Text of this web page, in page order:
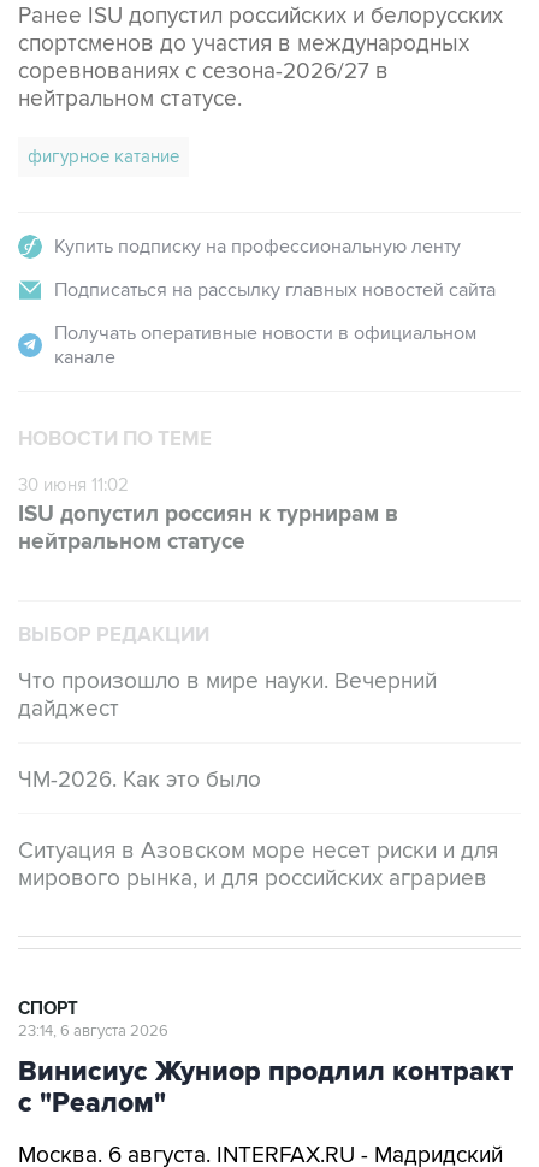
Ранее ISU допустил российских и белорусских
спортсменов до участия в международных
соревнованиях с сезона-2026/27 в
нейтральном статусе.
фигурное катание
Купить подписку на профессиональную ленту
Подписаться на рассылку главных новостей сайта
Получать оперативные новости в официальном
канале
НОВОСТИ ПО ТЕМЕ
30 июня 11:02
ISU допустил россиян к турнирам в
нейтральном статусе
ВЫБОР РЕДАКЦИИ
Что произошло в мире науки. Вечерний
дайджест
ЧМ-2026. Как это было
Ситуация в Азовском море несет риски и для
мирового рынка, и для российских аграриев
СПОРТ
23:14, 6 августа 2026
Винисиус Жуниор продлил контракт
с "Реалом"
Москва. 6 августа. INTERFAX.RU - Мадридский